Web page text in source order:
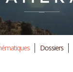
Dossiers